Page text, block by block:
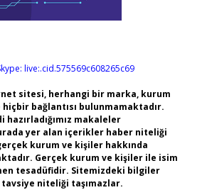
live:.cid.575569c608265c69
sitesi, herhangi bir marka, kurum
bağlantısı bulunmamaktadır.
hazırladığımız makaleler
yer alan içerikler haber niteliği
kurum ve kişiler hakkında
Gerçek kurum ve kişiler ile isim
tesadüfidir. Sitemizdeki bilgiler
niteliği taşımazlar.